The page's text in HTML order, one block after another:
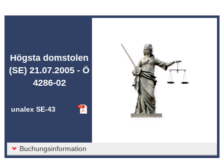
Högsta domstolen
(SE) 21.07.2005 - Ö
4286-02
unalex SE-43
Buchungsinformation